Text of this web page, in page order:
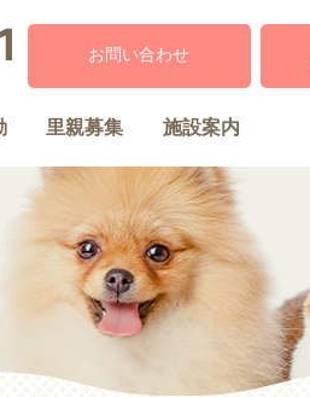
お問い合わせ
里親募集 施設案内